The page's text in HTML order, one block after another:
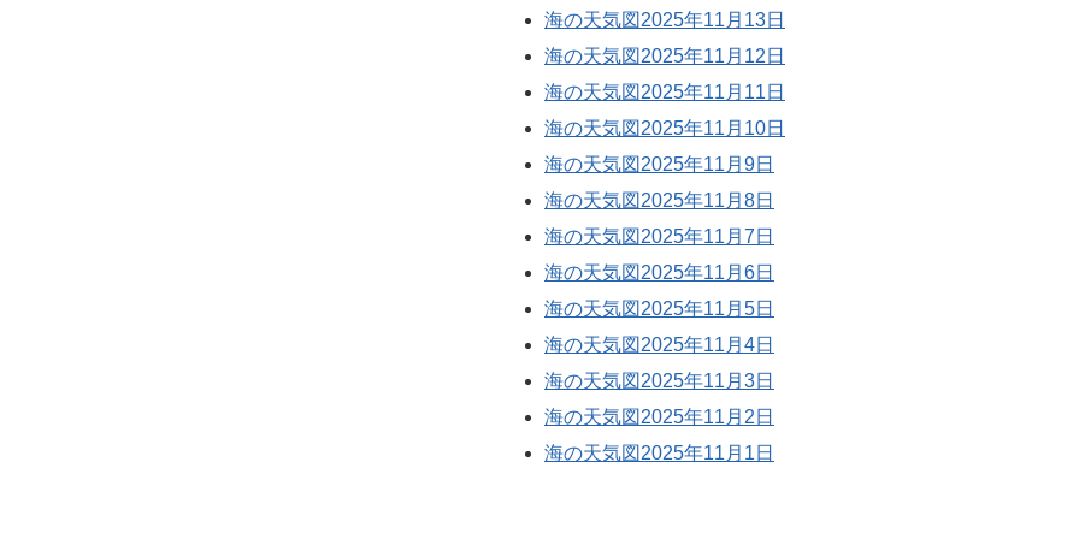
海の天気図2025年11月13日
海の天気図2025年11月12日
海の天気図2025年11月11日
海の天気図2025年11月10日
海の天気図2025年11月9日
海の天気図2025年11月8日
海の天気図2025年11月7日
海の天気図2025年11月6日
海の天気図2025年11月5日
海の天気図2025年11月4日
海の天気図2025年11月3日
海の天気図2025年11月2日
海の天気図2025年11月1日